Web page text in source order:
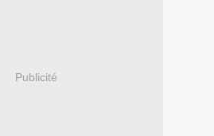
Publicité